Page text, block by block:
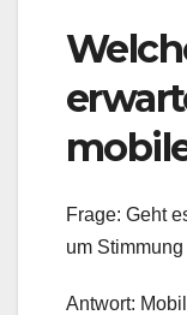
Frage: Geht
um
Antwort: